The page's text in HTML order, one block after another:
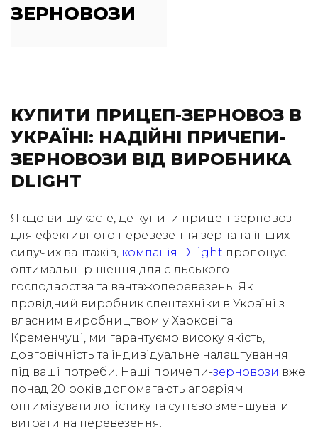
ЗЕРНОВОЗИ
КУПИТИ ПРИЦЕП-ЗЕРНОВОЗ В
УКРАЇНІ: НАДІЙНІ ПРИЧЕПИ-
ЗЕРНОВОЗИ ВІД ВИРОБНИКА
DLIGHT
Якщо ви шукаєте, де купити прицеп-зерновоз
для ефективного перевезення зерна та інших
сипучих вантажів, компанія DLight пропонує
оптимальні рішення для сільського
господарства та вантажоперевезень. Як
провідний виробник спецтехніки в Україні з
власним виробництвом у Харкові та
Кременчуці, ми гарантуємо високу якість,
довговічність та індивідуальне налаштування
під ваші потреби. Наші причепи-зерновози вже
понад 20 років допомагають аграріям
оптимізувати логістику та суттєво зменшувати
витрати на перевезення.